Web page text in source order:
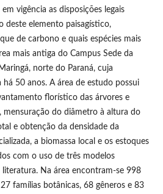
vigência as disposições legais
deste elemento paisagístico,
de carbono e quais espécies mais
mais antiga do Campus Sede da
norte do Paraná, cuja
50 anos. A área de estudo possui
florístico das árvores e
mensuração do diâmetro à altura do
e obtenção da densidade da
a biomassa local e os estoques
com o uso de três modelos
Na área encontram-se 998
famílias botânicas, 68 gêneros e 83